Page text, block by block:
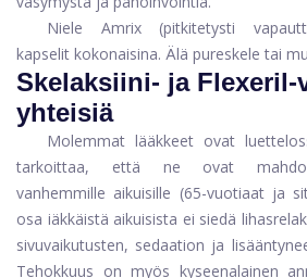
Niele Amrix (pitkitetysti
kapselit kokonaisina. Älä pureskele tai
Skelaksiini- ja Flexeril-
yhteisiä
Molemmat lääkkeet ovat
tarkoittaa, että ne ovat
vanhemmille aikuisille (65-vuotiaat ja
osa iäkkäistä aikuisista ei siedä
sivuvaikutusten, sedaation ja
Tehokkuus on myös kyseenalainen